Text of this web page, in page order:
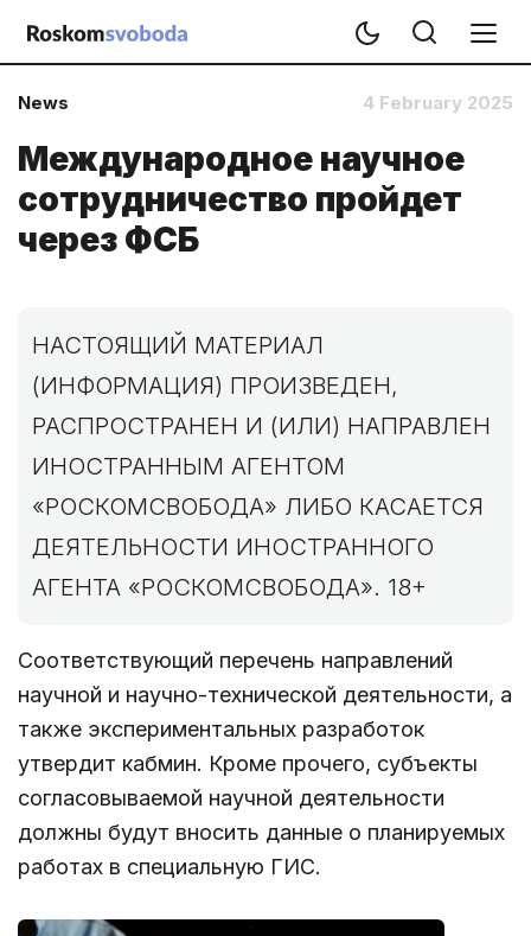
News 4 February 2025
Международное научное
сотрудничество пройдет
через ФСБ
НАСТОЯЩИЙ МАТЕРИАЛ
(ИНФОРМАЦИЯ) ПРОИЗВЕДЕН,
РАСПРОСТРАНЕН И (ИЛИ) НАПРАВЛЕН
ИНОСТРАННЫМ АГЕНТОМ
«РОСКОМСВОБОДА» ЛИБО КАСАЕТСЯ
ДЕЯТЕЛЬНОСТИ ИНОСТРАННОГО
АГЕНТА «РОСКОМСВОБОДА». 18+
Соответствующий перечень направлений
научной и научно-технической деятельности, а
также экспериментальных разработок
утвердит кабмин. Кроме прочего, субъекты
согласовываемой научной деятельности
должны будут вносить данные о планируемых
работах в специальную ГИС.